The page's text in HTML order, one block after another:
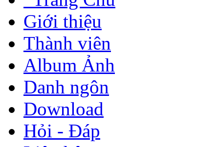
Giới thiệu
Thành viên
Album Ảnh
Danh ngôn
Download
Hỏi - Đáp